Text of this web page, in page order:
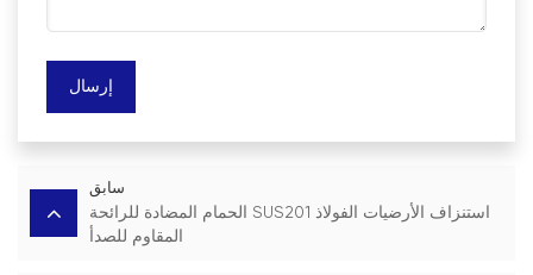
إرسال
سابق
الحمام المضادة للرائحة SUS201 استنزاف الأرضيات الفولاذ
المقاوم للصدأ